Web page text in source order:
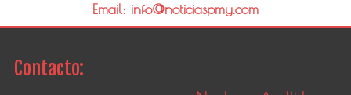
Email: info@noticiaspmy.com
Contacto: